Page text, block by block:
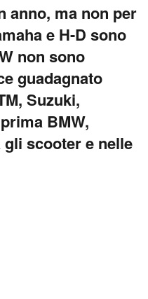
anno, ma non per
e H-D sono
non sono
guadagnato
Suzuki,
BMW,
scooter e nelle